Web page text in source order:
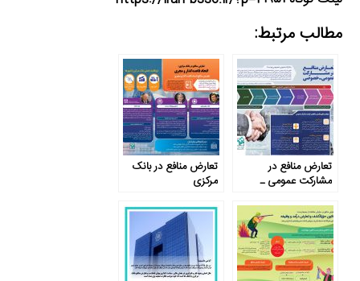
مطالب مرتبط:
تعارض منافع در
مشارکت عمومی ـ
تعارض منافع در بانک
مرکزی